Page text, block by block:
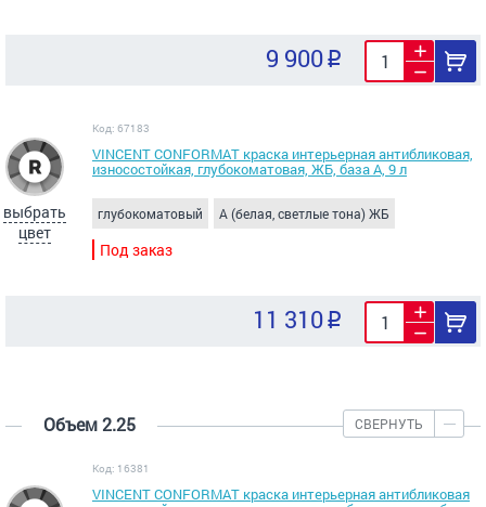
9 900
выбрать
цвет
Код: 67183
VINCENT CONFORMAT краска интерьерная антибликовая,
износостойкая, глубокоматовая, ЖБ, база A, 9 л
глубокоматовый A (белая, светлые тона) ЖБ
Под заказ
11 310
Объем 2.25 СВЕРНУТЬ
Код: 16381
VINCENT CONFORMAT краска интерьерная антибликовая